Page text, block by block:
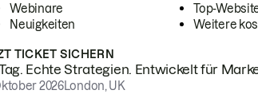
Webinare
Neuigkeiten
Top-
Weitere
TICKET SICHERN
Echte Strategien. Entwickelt für
2026London, UK